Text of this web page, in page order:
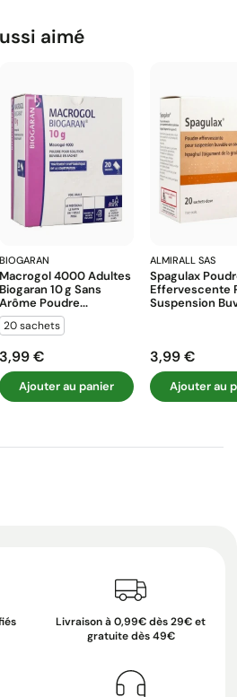
aimé
BIOGARAN
Macrogol 4000 Adultes
Biogaran 10 G Sans
Arôme Poudre...
20 sachets
Prix
3,99 €
Ajouter au panier
ALMIRALL SAS
Spagulax
Effervescente
Suspension
Prix
3,99 €
Ajouter au
Livraison à 0,99€ dès 29€ et
gratuite dès 49€